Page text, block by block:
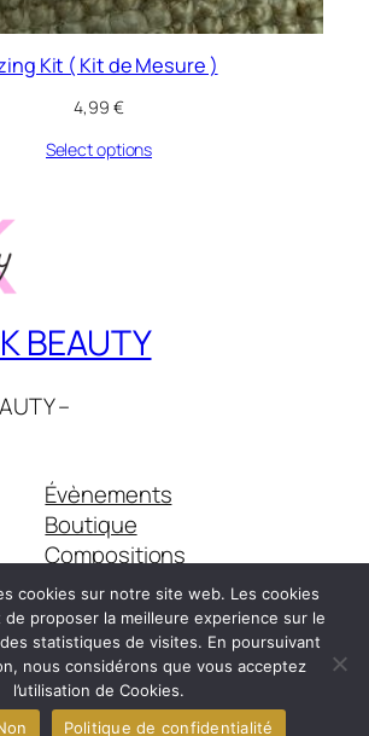
Kit ( Kit de Mesure )
4,99 €
Select options
BEAUTY
–
Évènements
Boutique
Compositions
Thèmes
Conçu avec
cookies sur notre site web. Les cookies
proposer la meilleure experience sur le
statistiques de visites. En poursuivant
nous considérons que vous acceptez
l’utilisation de Cookies.
Politique de confidentialité